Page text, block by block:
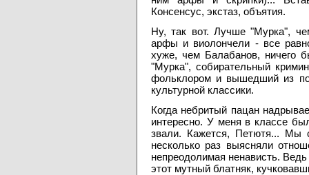
Консенсус, экстаз, объятия.
Ну, так вот. Лучше "Мурка",
арфы и виолончели - все
хуже, чем Балабанов, ничего
"Мурка", собирательный
фольклором и вышедший из
культурной классики.
Когда небритый пацан
интересно. У меня в классе
звали. Кажется, Петютя... Мы
несколько раз выясняли
непреодолимая ненависть.
этот мутный блатняк,